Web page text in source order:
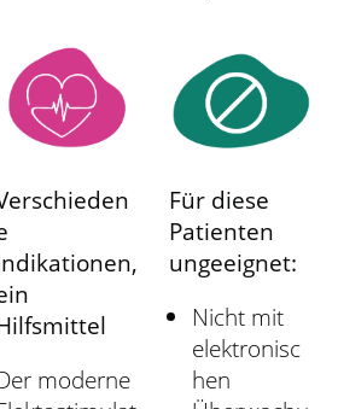
moderne
Für diese
Patienten
ungeeignet:
Nicht mit
elektronisc
hen